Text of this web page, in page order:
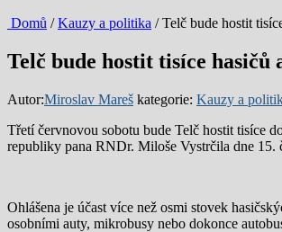
Domů /Kauzy a politika / Telč bude hostit
Telč bude hostit tisíce
Autor:Miroslav Mareš kategorie: Kauzy a
Třetí červnovou sobotu bude Telč hostit tisíce
republiky pana RNDr. Miloše Vystrčila dne 15.
Ohlášena je účast více než osmi stovek
osobními auty, mikrobusy nebo dokonce